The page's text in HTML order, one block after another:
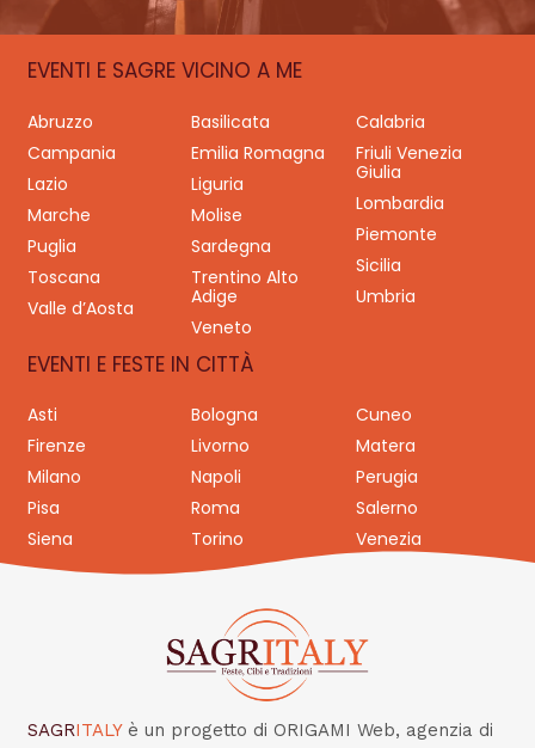
EVENTI E SAGRE VICINO A ME
Abruzzo Basilicata
Calabria
Campania
Emilia Romagna
Friuli Venezia
Giulia
Lazio
Liguria
Lombardia
Marche
Molise
Piemonte
Puglia
Sardegna
Sicilia
Toscana
Trentino Alto
Adige
Umbria
Valle d’Aosta
Veneto
EVENTI E FESTE IN CITTÀ
Asti Bologna
Cuneo
Firenze
Livorno
Matera
Milano
Napoli
Perugia
Pisa
Roma
Salerno
Siena
Torino Venezia
SAGRITALY è un progetto di ORIGAMI Web, agenzia di